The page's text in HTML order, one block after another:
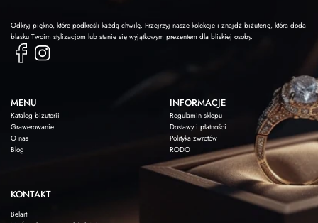
Odkryj piękno, które podkreśli każdą chwilę. Przejrzyj nasze kolekcje i znajdź biżuterię, która doda
blasku Twoim stylizacjom lub stanie się wyjątkowym prezentem dla bliskiej osoby.
MENU
Katalog biżuterii
Grawerowanie
O nas
Blog
INFORMACJE
Regulamin sklepu
Dostawy i płatności
Polityka zwrotów
RODO
KONTAKT
Belarti